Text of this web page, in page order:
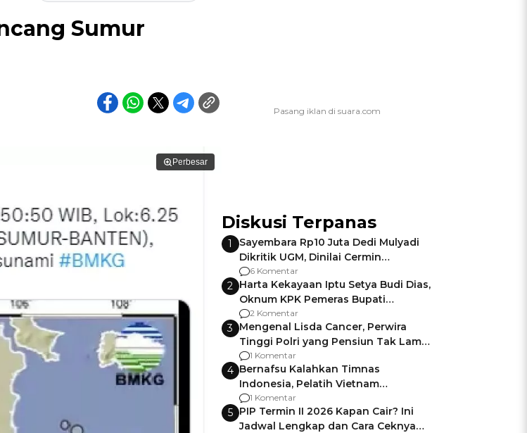
Sumur
Perbesar
Diskusi Terpanas
1
Sayembara Rp10 Juta Dedi Mulyadi
Dikritik UGM, Dinilai Cermin
Gagalnya Negara Jamin Keamanan
6 Komentar
2 Harta Kekayaan Iptu Setya Budi Dias,
Oknum KPK Pemeras Bupati
Pemalang
2 Komentar
3 Mengenal Lisda Cancer, Perwira
Tinggi Polri yang Pensiun Tak Lama
Usai Jadi Brigjen
1 Komentar
4 Bernafsu Kalahkan Timnas
Indonesia, Pelatih Vietnam
Berencana Pakai Jimat di Pakansari
1 Komentar
5 PIP Termin II 2026 Kapan Cair? Ini
Jadwal Lengkap dan Cara Ceknya